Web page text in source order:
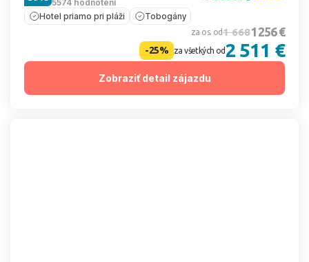
5574 hodnotení
Hotel priamo pri pláži Tobogány
za os. od1 6681 256 €
-25% za všetkých od2 511 €
Zobraziť detail zájazdu